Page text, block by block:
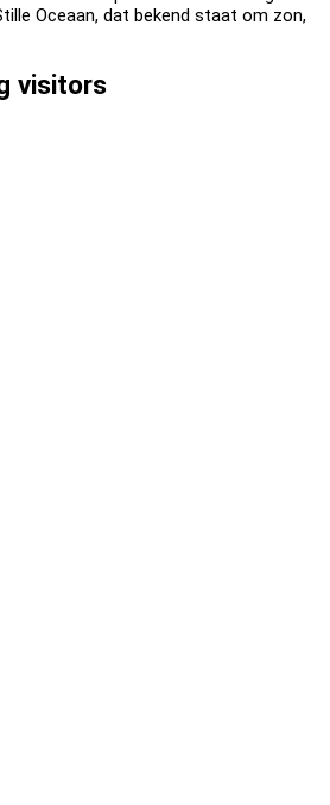
Oceaan, dat bekend staat om zon,
visitors